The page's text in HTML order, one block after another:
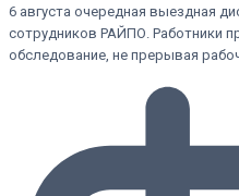
6 августа очередная выездная
сотрудников РАЙПО. Работники
обследование, не прерывая